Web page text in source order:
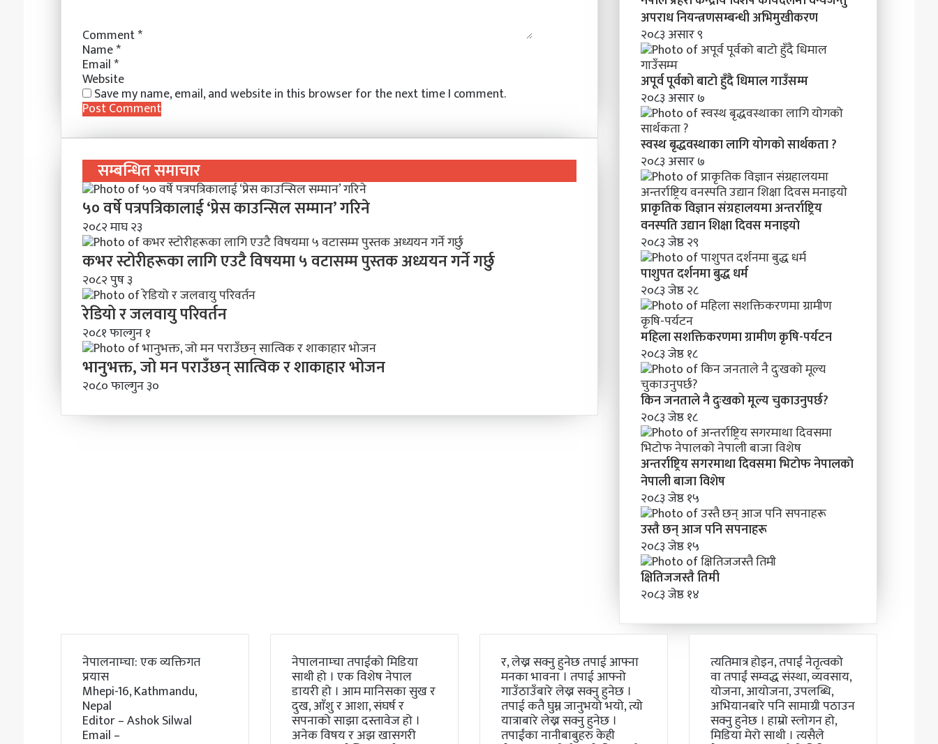
Comment*
Name*
Email*
Website
Save my name, email, and website in this browser for the next time I comment.
सम्बन्धित समाचार
५० वर्षे पत्रपत्रिकालाई ‘प्रेस काउन्सिल सम्मान’ गरिने
२०८२ माघ २३
कभर स्टोरीहरूका लागि एउटै विषयमा ५ वटासम्म पुस्तक अध्ययन गर्ने गर्छु
२०८२ पुष ३
रेडियो र जलवायु परिवर्तन
२०८१ फाल्गुन १
भानुभक्त, जो मन पराउँछन् सात्विक र शाकाहार भोजन
२०८० फाल्गुन ३०
अपराध नियन्त्रणसम्बन्धी अभिमुखीकरण
२०८३ असार ९
अपूर्व पूर्वको बाटो हुँदै धिमाल गाउँसम्म
२०८३ असार ७
स्वस्थ बृद्धवस्थाका लागि योगको सार्थकता ?
२०८३ असार ७
प्राकृतिक विज्ञान संग्रहालयमा अन्तर्राष्ट्रिय
वनस्पति उद्यान शिक्षा दिवस मनाइयाे
२०८३ जेष्ठ २९
पाशुपत दर्शनमा बुद्ध धर्म​
२०८३ जेष्ठ २८
महिला सशक्तिकरणमा ग्रामीण कृषि-पर्यटन
२०८३ जेष्ठ १८
किन जनताले नै दुःखको मूल्य चुकाउनुपर्छ?
२०८३ जेष्ठ १८
अन्तर्राष्ट्रिय सगरमाथा दिवसमा भिटाेफ नेपालकाे
नेपाली बाजा विशेष
२०८३ जेष्ठ १५
उस्तै छन् आज पनि सपनाहरू
२०८३ जेष्ठ १५
क्षितिजजस्तै तिमी
२०८३ जेष्ठ १४
नेपालनाम्चा: एक व्यक्तिगत
प्रयास
Mhepi-16, Kathmandu,
Nepal
Editor – Ashok Silwal
Email –
नेपालनाम्चा तपाईंको मिडिया
साथी हो । एक विशेष नेपाल
डायरी हो । आम मानिसका सुख र
दुख, आँशु र आशा, संघर्ष र
सपनाको साझा दस्तावेज हो ।
अनेक विषय र अझ खासगरी
र, लेख्न सक्नु हुनेछ तपाई आफ्ना
मनका भावना । तपाई आफ्नो
गाउँठाउँबारे लेख्न सक्नु हुनेछ ।
तपाई कतै घुम्न जानुभयो भयो, त्यो
यात्राबारे लेख्न सक्नु हुनेछ ।
तपाईंका नानीबाबुहरु केही
त्यतिमात्र होइन, तपाईं नेतृत्वको
वा तपाईं सम्वद्ध संस्था, व्यवसाय,
योजना, आयोजना, उपलब्धि,
अभियानबारे पनि सामाग्री पठाउन
सक्नु हुनेछ । हाम्रो स्लोगन हो,
मिडिया मेरो साथी । त्यसैले